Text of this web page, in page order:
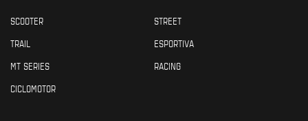
SCOOTER
STREET
TRAIL
ESPORTIVA
MT SERIES
RACING
CICLOMOTOR